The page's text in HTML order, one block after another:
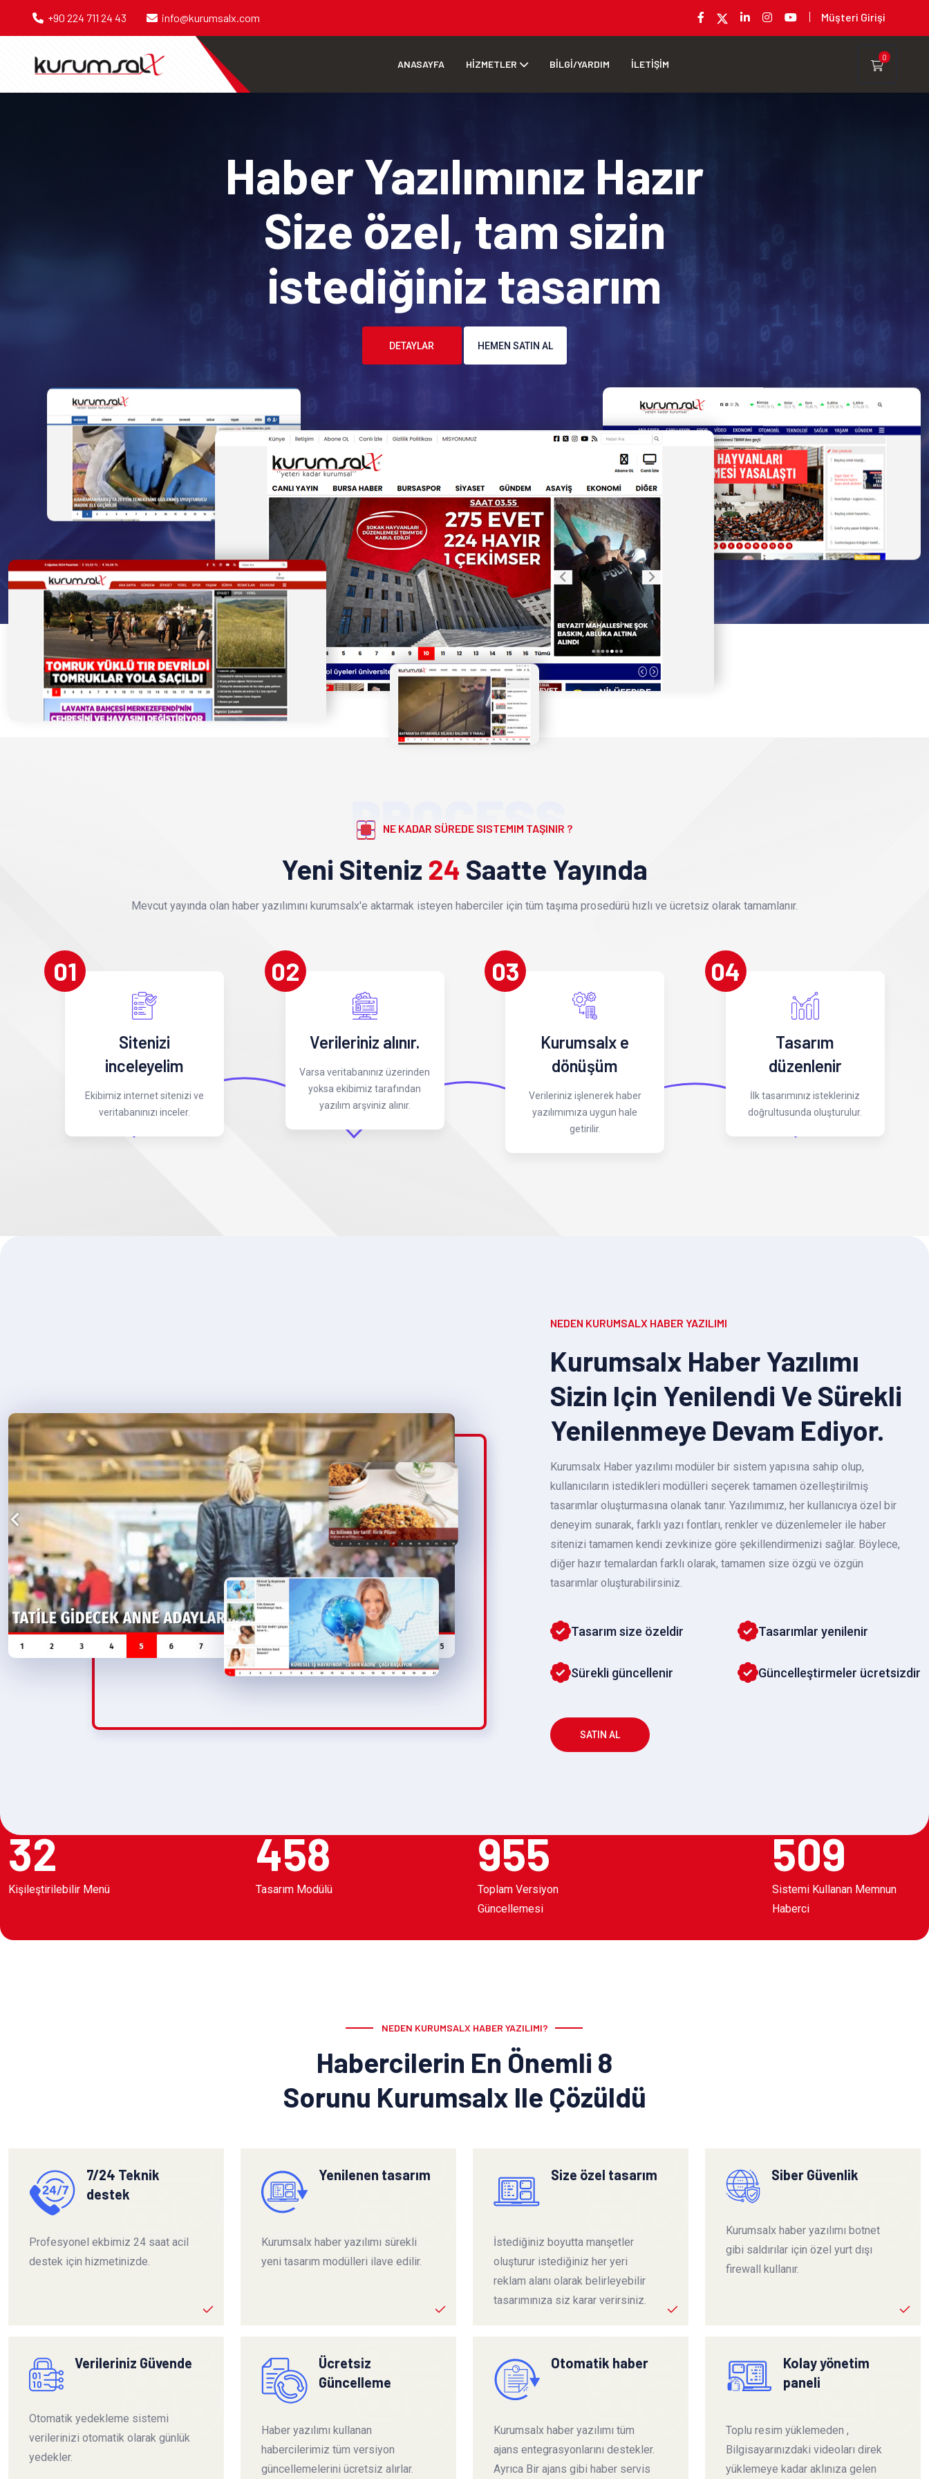
+90 224 711 24 43 info@kurumsalx.com Müşteri Girişi
ANASAYFA HİZMETLER BİLGİ/YARDIM İLETİŞİM
0
Haber Yazılımınız Hazır
Size özel, tam sizin
istediğiniz tasarım
DETAYLAR HEMEN SATIN AL
PROCESS
NE KADAR SÜREDE SISTEMIM TAŞINIR ?
Yeni Siteniz 24 Saatte Yayında
Mevcut yayında olan haber yazılımını kurumsalx'e aktarmak isteyen haberciler için tüm taşıma prosedürü hızlı ve ücretsiz olarak tamamlanır.
01
Sitenizi
inceleyelim
Ekibimiz internet sitenizi ve
veritabanınızı inceler.
02
Verileriniz alınır.
Varsa veritabanınız üzerinden
yoksa ekibimiz tarafından
yazılım arşviniz alınır.
03
Kurumsalx e
dönüşüm
Verileriniz işlenerek haber
yazılımımıza uygun hale
getirilir.
04
Tasarım
düzenlenir
İlk tasarımınız istekleriniz
doğrultusunda oluşturulur.
NEDEN KURUMSALX HABER YAZILIMI
Kurumsalx Haber Yazılımı
Sizin Için Yenilendi Ve Sürekli
Yenilenmeye Devam Ediyor.
Kurumsalx Haber yazılımı modüler bir sistem yapısına sahip olup,
kullanıcıların istedikleri modülleri seçerek tamamen özelleştirilmiş
tasarımlar oluşturmasına olanak tanır. Yazılımımız, her kullanıcıya özel bir
deneyim sunarak, farklı yazı fontları, renkler ve düzenlemeler ile haber
sitenizi tamamen kendi zevkinize göre şekillendirmenizi sağlar. Böylece,
diğer hazır temalardan farklı olarak, tamamen size özgü ve özgün
tasarımlar oluşturabilirsiniz.
Tasarım size özeldir
Sürekli güncellenir
Tasarımlar yenilenir
Güncelleştirmeler ücretsizdir
SATIN AL
32
Kişileştirilebilir Menü
458
Tasarım Modülü
955
Toplam Versiyon
Güncellemesi
509
Sistemi Kullanan Memnun
Haberci
NEDEN KURUMSALX HABER YAZILIMI?
Habercilerin En Önemli 8
Sorunu Kurumsalx Ile Çözüldü
7/24 Teknik
destek
Profesyonel ekbimiz 24 saat acil
destek için hizmetinizde.
Yenilenen tasarım
Kurumsalx haber yazılımı sürekli
yeni tasarım modülleri ilave edilir.
Size özel tasarım
İstediğiniz boyutta manşetler
oluşturur istediğiniz her yeri
reklam alanı olarak belirleyebilir
tasarımınıza siz karar verirsiniz.
Siber Güvenlik
Kurumsalx haber yazılımı botnet
gibi saldırılar için özel yurt dışı
firewall kullanır.
Verileriniz Güvende
Otomatik yedekleme sistemi
verilerinizi otomatik olarak günlük
yedekler.
Ücretsiz
Güncelleme
Haber yazılımı kullanan
habercilerimiz tüm versiyon
güncellemelerini ücretsiz alırlar.
Otomatik haber
Kurumsalx haber yazılımı tüm
ajans entegrasyonlarını destekler.
Ayrıca Bir ajans gibi haber servis
Kolay yönetim
paneli
Toplu resim yüklemeden ,
Bilgisayarınızdaki videoları direk
yüklemeye kadar aklınıza gelen